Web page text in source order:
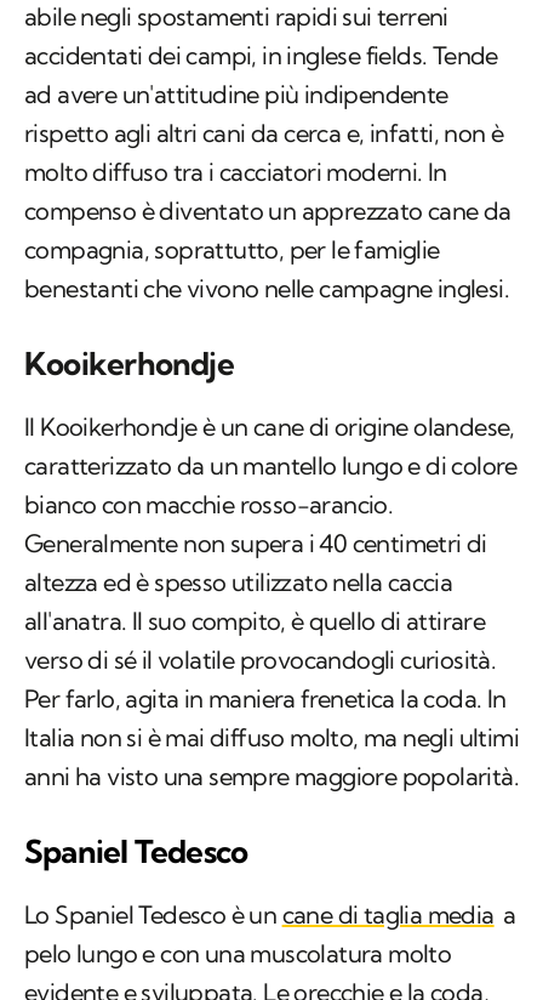
abile negli spostamenti rapidi sui terreni
accidentati dei campi, in inglesefields. Tende
ad avere un'attitudine più indipendente
rispetto agli altri cani da cerca e, infatti, non è
molto diffuso tra i cacciatori moderni. In
compenso è diventato un apprezzato cane da
compagnia, soprattutto, per le famiglie
benestanti che vivono nelle campagne inglesi.
Kooikerhondje
Il Kooikerhondje è un cane di origine olandese,
caratterizzato da un mantello lungo e di colore
bianco con macchie rosso-arancio.
Generalmente non supera i 40 centimetri di
altezza ed è spesso utilizzato nella caccia
all'anatra. Il suo compito, è quello di attirare
verso di sé il volatile provocandogli curiosità.
Per farlo, agita in maniera frenetica la coda. In
Italia non si è mai diffuso molto, ma negli ultimi
anni ha visto una sempre maggiore popolarità.
Spaniel Tedesco
Lo Spaniel Tedesco è un cane di taglia media a
pelo lungo e con una muscolatura molto
evidente e sviluppata. Le orecchie e la coda,